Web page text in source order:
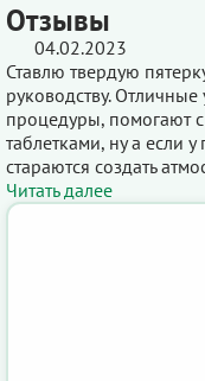
Отзывы
04.02.2023
Ставлю твердую
руководству.
процедуры, помогают
таблетками, ну а если
стараются создать
Читать далее